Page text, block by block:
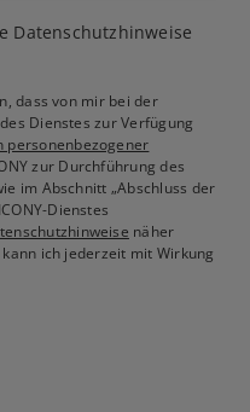
Datenschutzhinweise
dass von mir bei der
Dienstes zur Verfügung
personenbezogener
zur Durchführung des
im Abschnitt „Abschluss der
Dienstes
näher
ich jederzeit mit Wirkung